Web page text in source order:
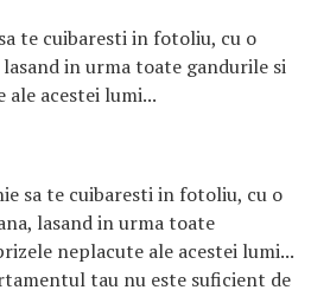
te cuibaresti in fotoliu, cu o
in urma toate gandurile si
acestei lumi...
sa te cuibaresti in fotoliu, cu o
lasand in urma toate
neplacute ale acestei lumi...
tau nu este suficient de